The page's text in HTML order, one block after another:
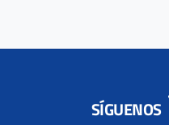
SÍGUENOS